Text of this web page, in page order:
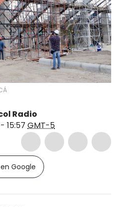
Radio
15:57 GMT-5
Google